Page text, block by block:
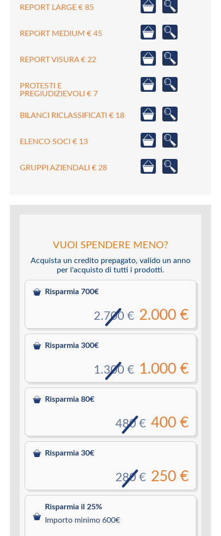
REPORT LARGE € 85
REPORT MEDIUM € 45
REPORT VISURA € 22
PROTESTI E
PREGIUDIZIEVOLI € 7
BILANCI RICLASSIFICATI € 18
ELENCO SOCI € 13
GRUPPI AZIENDALI € 28
VUOI SPENDERE MENO?
Acquista un credito prepagato, valido un anno
per l'acquisto di tutti i prodotti.
Risparmia 700€
2.000 €
2.700 €
Risparmia 300€
1.000 €
1.300 €
Risparmia 80€
400 €
480 €
Risparmia 30€
250 €
280 €
Risparmia il 25%
Importo minimo 600€